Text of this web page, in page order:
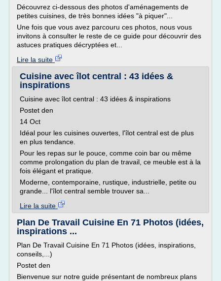
Découvrez ci-dessous des photos d'aménagements de
petites cuisines, de très bonnes idées "à piquer"...
Une fois que vous avez parcouru ces photos, nous vous
invitons à consulter le reste de ce guide pour découvrir des
astuces pratiques décryptées et...
Lire la suite
Cuisine avec îlot central : 43 idées &
inspirations
Cuisine avec îlot central : 43 idées & inspirations
Postet den
14 Oct
Idéal pour les cuisines ouvertes, l'îlot central est de plus
en plus tendance.
Pour les repas sur le pouce, comme coin bar ou même
comme prolongation du plan de travail, ce meuble est à la
fois élégant et pratique.
Moderne, contemporaine, rustique, industrielle, petite ou
grande... l'îlot central semble trouver sa...
Lire la suite
Plan De Travail Cuisine En 71 Photos (idées,
inspirations ...
Plan De Travail Cuisine En 71 Photos (idées, inspirations,
conseils,...)
Postet den
Bienvenue sur notre guide présentant de nombreux plans